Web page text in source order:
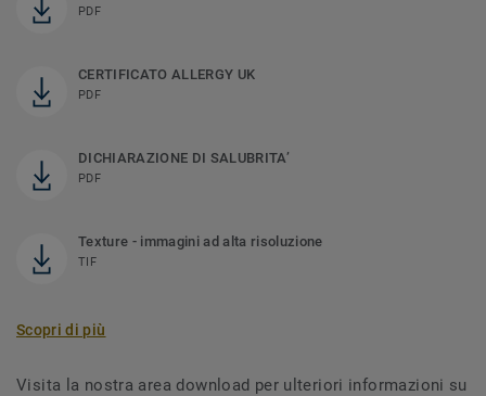
PDF
CERTIFICATO ALLERGY UK
PDF
DICHIARAZIONE DI SALUBRITA’
PDF
Texture - immagini ad alta risoluzione
TIF
Scopri di più
Visita la nostra area download per ulteriori informazioni su